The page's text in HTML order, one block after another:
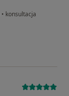
• konsultacja